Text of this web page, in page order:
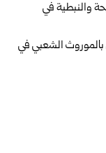
والنبطية في